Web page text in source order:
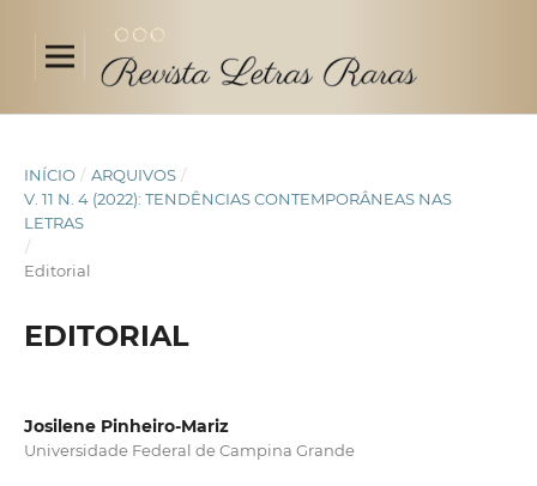
INÍCIO / ARQUIVOS /
V. 11 N. 4 (2022): TENDÊNCIAS CONTEMPORÂNEAS NAS
LETRAS
/
Editorial
EDITORIAL
Josilene Pinheiro-Mariz
Universidade Federal de Campina Grande